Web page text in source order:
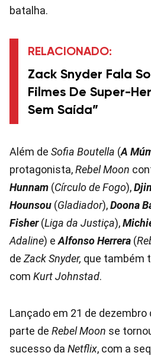
batalha.
RELACIONADO:
Zack Snyder Fala
Filmes De Super-
Sem Saída”
Além de Sofia Boutella (A
protagonista,Rebel Moon
Hunnam (Círculo de Fogo),
Hounsou (Gladiador),Doona
Fisher(Liga da Justiça),
Adaline) eAlfonso Herrera (
de Zack Snyder, que também
com Kurt Johnstad.
Lançado em 21 de
parte de Rebel Moon se
sucesso da Netflix, com a